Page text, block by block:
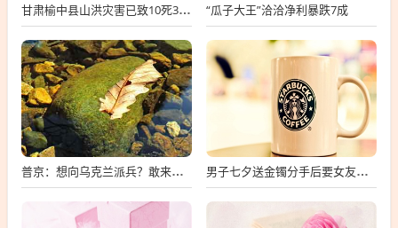
甘肃榆中县山洪灾害已致10死33失联 “瓜子大王”洽洽净利暴跌7成
普京：想向乌克兰派兵？敢来就打，普京，敢派兵到乌克兰，将面临严厉反击 男子七夕送金镯分手后要女友还钱